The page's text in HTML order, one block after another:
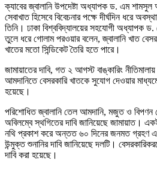
ক্যাবের জ্বালানি উপদেষ্টা অধ্যাপক ড. এম শামসুল
সেবাখাত হিসেবে বিবেচনার পক্ষে দীর্ঘদিন ধরে
তিনি। ঢাকা বিশ্ববিদ্যালয়ের সহযোগী অধ্যাপক
তুলে ধরে গোলাম পরওয়ার বলেন, জ্বালানি খাত
খাতের মতো সিন্ডিকেট তৈরি হতে পারে।
জামায়াতের দাবি, গত ২ আগস্ট বাঙ্কারিং
আমদানিতে বেসরকারি খাতকে সুযোগ দেওয়ার
হয়েছে।
পরিশোধিত জ্বালানি তেল আমদানি, মজুত ও বিপণন
অবিলম্বে স্থগিতের দাবি জানিয়েছে জামায়াত।
নথি প্রকাশ করে অন্তত ৬০ দিনের জনমত গ্রহণ
উন্মুক্ত শুনানির দাবি জানিয়েছে দলটি।
দাবি করা হয়েছে।